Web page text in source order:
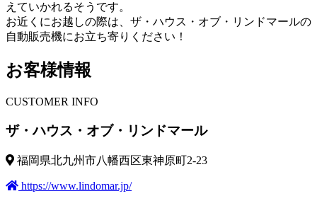
えていかれるそうです。
お近くにお越しの際は、ザ・ハウス・オブ・リンドマールの
自動販売機にお立ち寄りください！
お客様情報
CUSTOMER INFO
ザ・ハウス・オブ・リンドマール
福岡県北九州市八幡西区東神原町2-23
https://www.lindomar.jp/